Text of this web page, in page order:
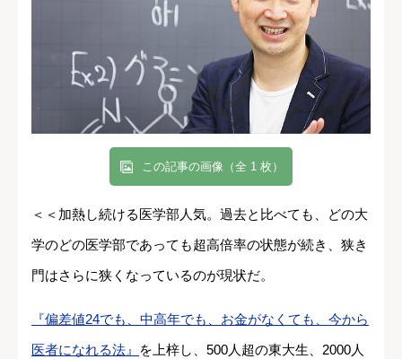
この記事の画像（全 1 枚）
＜＜加熱し続ける医学部人気。過去と比べても、どの大
学のどの医学部であっても超高倍率の状態が続き、狭き
門はさらに狭くなっているのが現状だ。
『偏差値24でも、中高年でも、お金がなくても、今から
医者になれる法』
を上梓し、500人超の東大生、2000人